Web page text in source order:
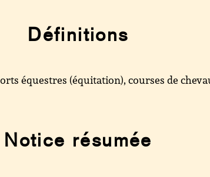
Définitions
équestres (équitation), courses de
Notice résumée